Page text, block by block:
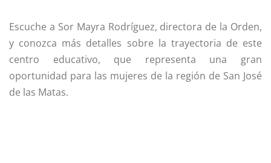
Escuche a Sor Mayra Rodríguez, directora de la Orden,
y conozca más detalles sobre la trayectoria de este
centro educativo, que representa una gran
oportunidad para las mujeres de la región de San José
de las Matas.